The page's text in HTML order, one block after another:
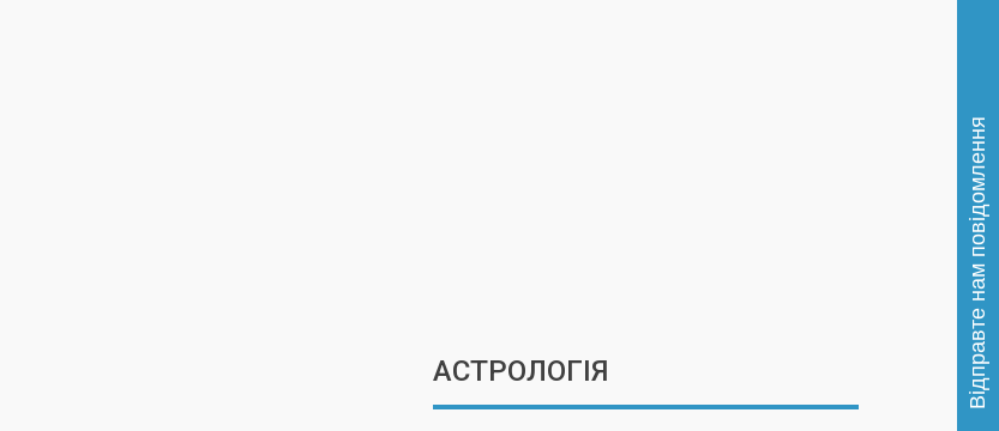
АСТРОЛОГІЯ Відправте нам повідомлення